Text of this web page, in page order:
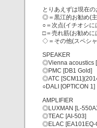
とりあえずは現在
◎＝黒江的お勧め(
○＝次点(イチオシ
□＝売れ筋(お勧め
◇＝その他(スペシ
SPEAKER
◎Vienna acoustics
◎PMC [DB1 Gold]
◎ATC
○DALI [OPTICON 1]
AMPLIFIER
◎LUXMAN [L-
◎TEAC [AI-503]
◎ELAC [EA101EQ-